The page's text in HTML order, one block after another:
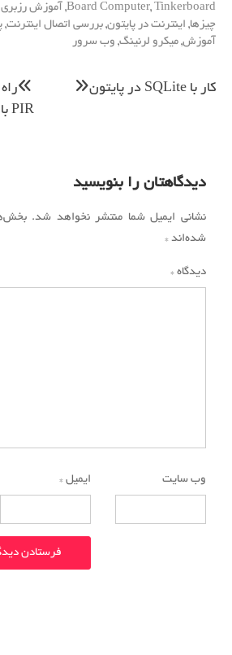
Board Computer, Tinkerboard
, آموزش رزبری
چیزها, اینترنت در پایتون, بررسی اتصال اینترنت,
آموزش, میکرو لرنینگ, وب سرور
نوشته
PIR با استفاده از رزبری پای
کار با SQLite در پایتون
دیدگاهتان را بنویسید
نشانی ایمیل شما منتشر نخواهد شد.
شده‌اند*
دیدگاه*
ایمیل* وب‌ سایت